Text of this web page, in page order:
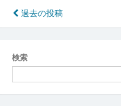
味
る
家
投
稿
ナ
ビ
ゲ
過去の投稿
検索